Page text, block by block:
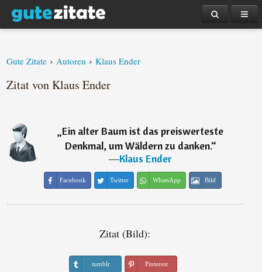
Gute Zitate › Autoren › Klaus Ender
Zitat von Klaus Ender
„Ein alter Baum ist das preiswerteste
Denkmal, um Wäldern zu danken.“
―Klaus Ender
Facebook Twitter WhatsApp Bild
Zitat (Bild):
tumblr Pinterest